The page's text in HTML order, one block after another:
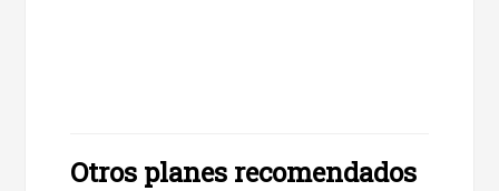
Otros planes recomendados